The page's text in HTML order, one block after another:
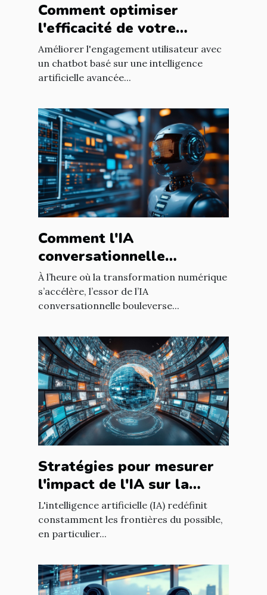
Comment optimiser
l'efficacité de votre
chatbot GPT pour
améliorer l'engagement
utilisateur
Améliorer l'engagement utilisateur avec
un chatbot basé sur une intelligence
artificielle avancée...
Comment l'IA
conversationnelle
révolutionne l'expérience
utilisateur sur les sites
web
À l’heure où la transformation numérique
s’accélère, l’essor de l’IA
conversationnelle bouleverse...
Stratégies pour mesurer
l'impact de l'IA sur la
qualité du contenu en
ligne
L'intelligence artificielle (IA) redéfinit
constamment les frontières du possible,
en particulier...